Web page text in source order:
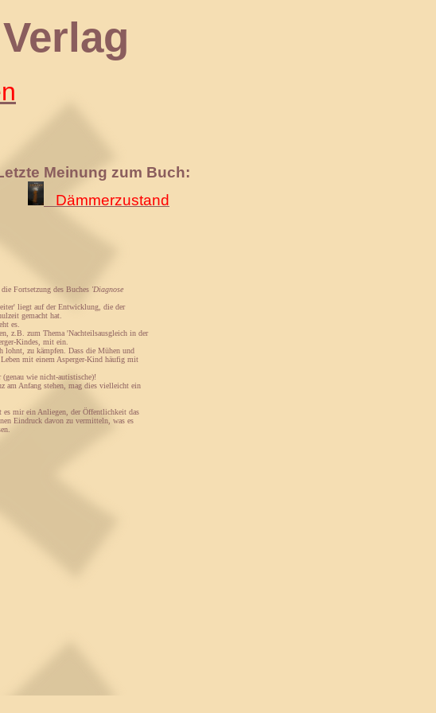
Meinung zum Buch:
Dämmerzustand
Fortsetzung des Buches 'Diagnose
liegt auf der Entwicklung, die der
gemacht hat.
es.
z.B. zum Thema 'Nachteilsausgleich in der
Kindes, mit ein.
lohnt, zu kämpfen. Dass die Mühen und
mit einem Asperger-Kind häufig mit
wie nicht-autistische)!
am Anfang stehen, mag dies vielleicht ein
mir ein Anliegen, der Öffentlichkeit das
Eindruck davon zu vermitteln, was es